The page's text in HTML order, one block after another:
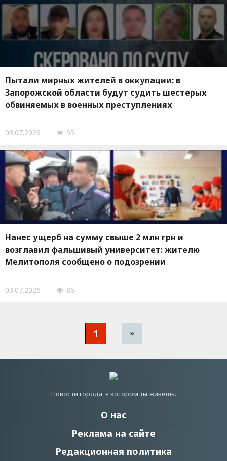
Пытали мирных жителей в оккупации: в
Запорожской области будут судить шестерых
обвиняемых в военных преступлениях
03.07.2026 95
Нанес ущерб на сумму свыше 2 млн грн и
возглавил фальшивый университет: жителю
Мелитополя сообщено о подозрении
03.07.2026 86
1 »
Новости города, в котором ты живешь.
О нас
Реклама на сайте
Редакционная политика